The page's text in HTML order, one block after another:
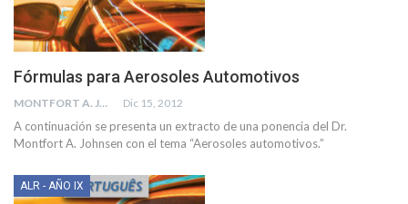
Fórmulas para Aerosoles Automotivos
MONTFORT A. JOHNSEN Dic 15, 2012
A continuación se presenta un extracto de una ponencia del Dr.
Montfort A. Johnsen con el tema “Aerosoles automotivos.”
ALR - AÑO IX